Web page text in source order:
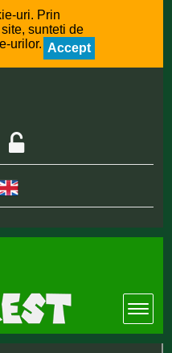
uri. Prin
sunteti de
urilor. Accept